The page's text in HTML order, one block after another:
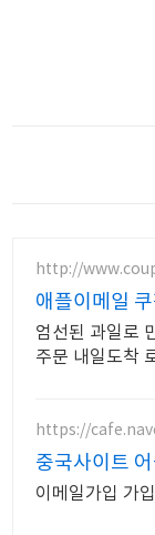
http://
애플이메일
엄선된 과일로
주문 내일도착
https://
중국사이트
이메일가입 가